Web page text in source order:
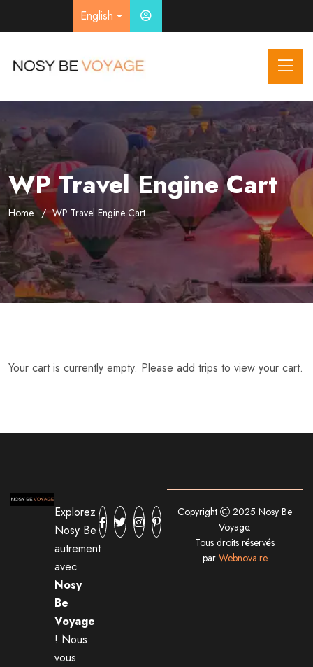
English
WP Travel Engine Cart
Home WP Travel Engine Cart
Your cart is currently empty. Please add trips to view your cart.
Explorez
Nosy Be
autrement
avec
Nosy
Be
Voyage
! Nous
vous
Copyright
2025 Nosy Be
Voyage.
Tous droits réservés
par Webnova.re